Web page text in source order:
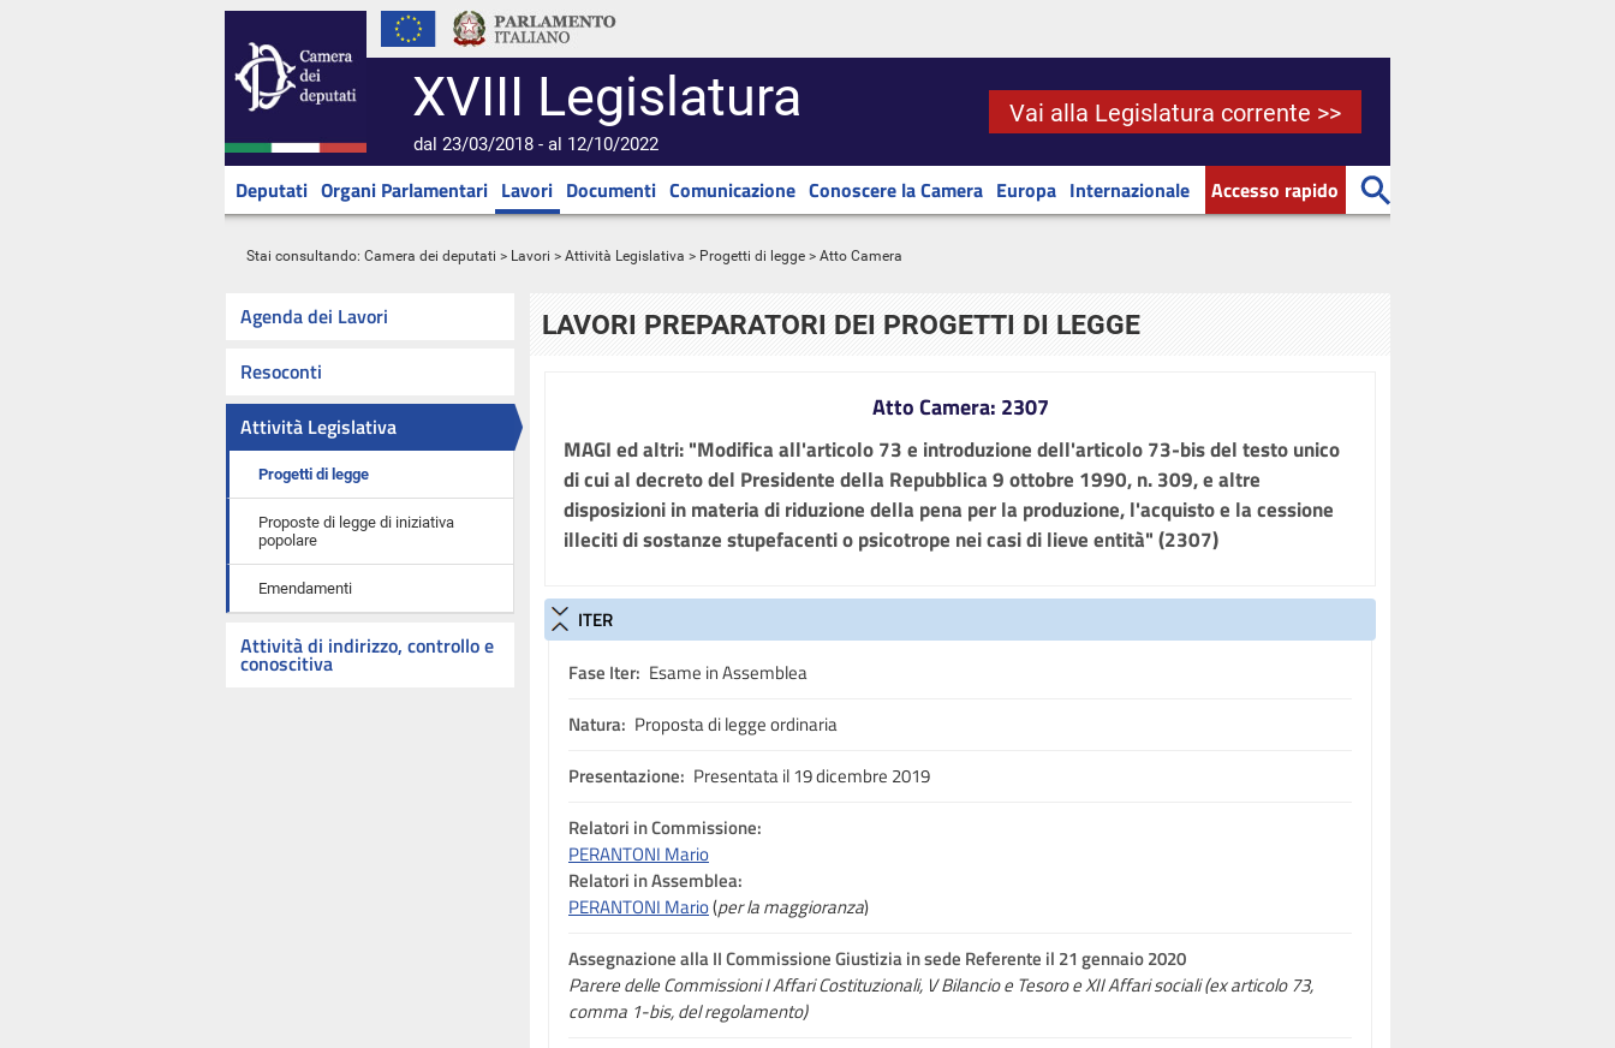
XVIII Legislatura
dal 23/03/2018 - al 12/10/2022
Vai alla Legislatura corrente >>
Deputati Organi Parlamentari Lavori Documenti Comunicazione Conoscere la Camera Europa Internazionale Accesso rapido
Stai consultando: Camera dei deputati > Lavori > Attività Legislativa > Progetti di legge > Atto Camera
Agenda dei Lavori
Resoconti
Attività Legislativa
Progetti di legge
Proposte di legge di iniziativa
popolare
Emendamenti
Attività di indirizzo, controllo e
conoscitiva
LAVORI PREPARATORI DEI PROGETTI DI LEGGE
Atto Camera: 2307
MAGI ed altri: "Modifica all'articolo 73 e introduzione dell'articolo 73-bis del testo unico
di cui al decreto del Presidente della Repubblica 9 ottobre 1990, n. 309, e altre
disposizioni in materia di riduzione della pena per la produzione, l'acquisto e la cessione
illeciti di sostanze stupefacenti o psicotrope nei casi di lieve entità" (2307)
ITER
Fase Iter: Esame in Assemblea
Natura: Proposta di legge ordinaria
Presentazione: Presentata il 19 dicembre 2019
Relatori in Commissione:
PERANTONI Mario
Relatori in Assemblea:
PERANTONI Mario(per la maggioranza)
Assegnazionealla II Commissione Giustizia in sede Referente il 21 gennaio 2020
Parere delle Commissioni I Affari Costituzionali, V Bilancio e Tesoro e XII Affari sociali (ex articolo 73,
comma 1-bis, del regolamento)